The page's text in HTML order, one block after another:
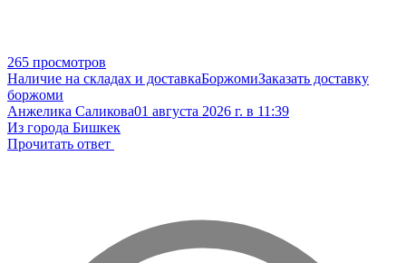
265 просмотров
Наличие на складах и доставкаБоржомиЗаказать доставку
боржоми
Анжелика Саликова01 августа 2026 г. в 11:39
Из города Бишкек
Прочитать ответ